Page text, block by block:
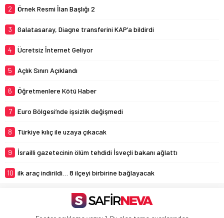
2 Örnek Resmi İlan Başlığı 2
3 Galatasaray, Diagne transferini KAP’a bildirdi
4 Ücretsiz İnternet Geliyor
5 Açlık Sınırı Açıklandı
6 Öğretmenlere Kötü Haber
7 Euro Bölgesi’nde işsizlik değişmedi
8 Türkiye kılıç ile uzaya çıkacak
9 İsrailli gazetecinin ölüm tehdidi İsveçli bakanı ağlattı
10 ilk araç indirildi… 8 ilçeyi birbirine bağlayacak